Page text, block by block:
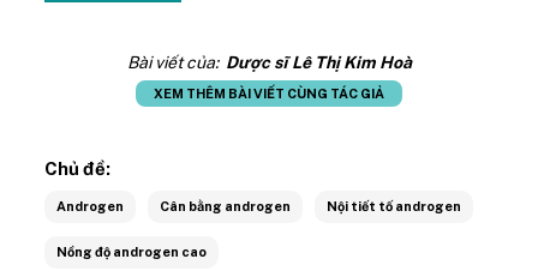
Bài viết của: Dược sĩ Lê Thị Kim Hoà
XEM THÊM BÀI VIẾT CÙNG TÁC GIẢ
Chủ đề:
Androgen Cân bằng androgen Nội tiết tố androgen
Nồng độ androgen cao